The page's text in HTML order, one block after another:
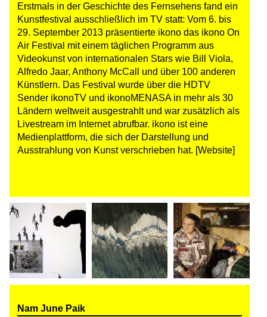
Erstmals in der Geschichte des Fernsehens fand ein
Kunstfestival ausschließlich im TV statt: Vom 6. bis
29. September 2013 präsentierte ikono das ikono On
Air Festival mit einem täglichen Programm aus
Videokunst von internationalen Stars wie Bill Viola,
Alfredo Jaar, Anthony McCall und über 100 anderen
Künstlern. Das Festival wurde über die HDTV
Sender ikonoTV und ikonoMENASA in mehr als 30
Ländern weltweit ausgestrahlt und war zusätzlich als
Livestream im Internet abrufbar. ikono ist eine
Medienplattform, die sich der Darstellung und
Ausstrahlung von Kunst verschrieben hat. [Website]
Nam June Paik